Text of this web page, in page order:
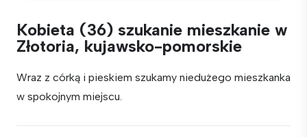
Kobieta (36) szukanie mieszkanie w
Złotoria, kujawsko-pomorskie
Wraz z córką i pieskiem szukamy niedużego mieszkanka
w spokojnym miejscu.